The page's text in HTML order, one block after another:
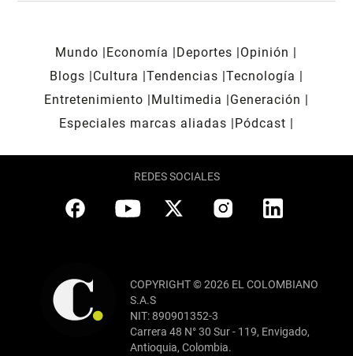
Mundo Economía Deportes
Opinión
Blogs
Cultura Tendencias Tecnología
Entretenimiento
Multimedia
Generación
Especiales marcas aliadas
Pódcast
REDES SOCIALES
COPYRIGHT © 2026 EL COLOMBIANO
S.A.S
NIT: 890901352-3
Carrera 48 N° 30 Sur - 119, Envigado,
Antioquia, Colombia.